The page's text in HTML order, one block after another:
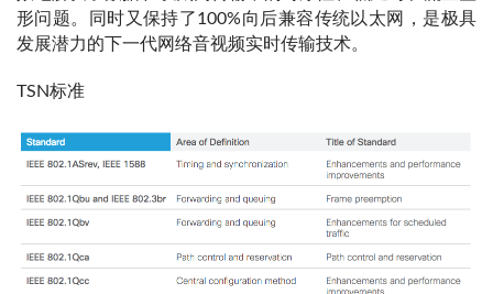
形问题。同时又保持了100%向后兼容传统以太网，是极具
发展潜力的下一代网络音视频实时传输技术。
TSN标准